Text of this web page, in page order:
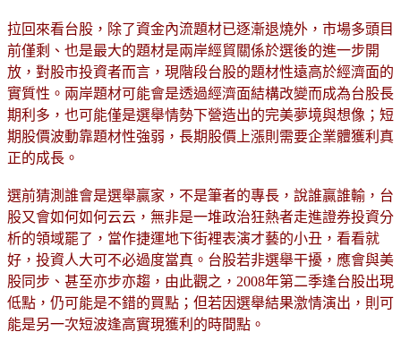
拉回來看台股，除了資金內流題材已逐漸退燒外，市場多頭目
前僅剩、也是最大的題材是兩岸經貿關係於選後的進一步開
放，對股市投資者而言，現階段台股的題材性遠高於經濟面的
實質性。兩岸題材可能會是透過經濟面結構改變而成為台股長
期利多，也可能僅是選舉情勢下營造出的完美夢境與想像；短
期股價波動靠題材性強弱，長期股價上漲則需要企業體獲利真
正的成長。
選前猜測誰會是選舉贏家，不是筆者的專長，說誰贏誰輸，台
股又會如何如何云云，無非是一堆政治狂熱者走進證券投資分
析的領域罷了，當作捷運地下街裡表演才藝的小丑，看看就
好，投資人大可不必過度當真。台股若非選舉干擾，應會與美
股同步、甚至亦步亦趨，由此觀之，2008年第二季逢台股出現
低點，仍可能是不錯的買點；但若因選舉結果激情演出，則可
能是另一次短波逢高實現獲利的時間點。